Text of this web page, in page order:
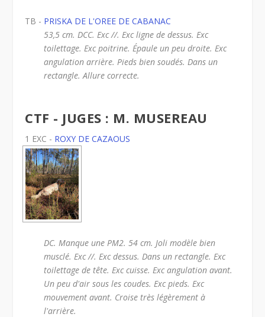
TB - PRISKA DE L'OREE DE CABANAC
53,5 cm. DCC. Exc //. Exc ligne de dessus. Exc
toilettage. Exc poitrine. Épaule un peu droite. Exc
angulation arrière. Pieds bien soudés. Dans un
rectangle. Allure correcte.
CTF - JUGES : M. MUSEREAU
1 EXC - ROXY DE CAZAOUS
DC. Manque une PM2. 54 cm. Joli modèle bien
musclé. Exc //. Exc dessus. Dans un rectangle. Exc
toilettage de tête. Exc cuisse. Exc angulation avant.
Un peu d'air sous les coudes. Exc pieds. Exc
mouvement avant. Croise très légèrement à
l'arrière.